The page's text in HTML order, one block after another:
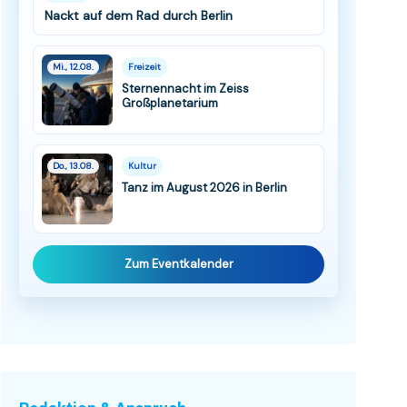
Nackt auf dem Rad durch Berlin
Mi., 12.08. Freizeit
Sternennacht im Zeiss
Großplanetarium
Do., 13.08. Kultur
Tanz im August 2026 in Berlin
Zum Eventkalender